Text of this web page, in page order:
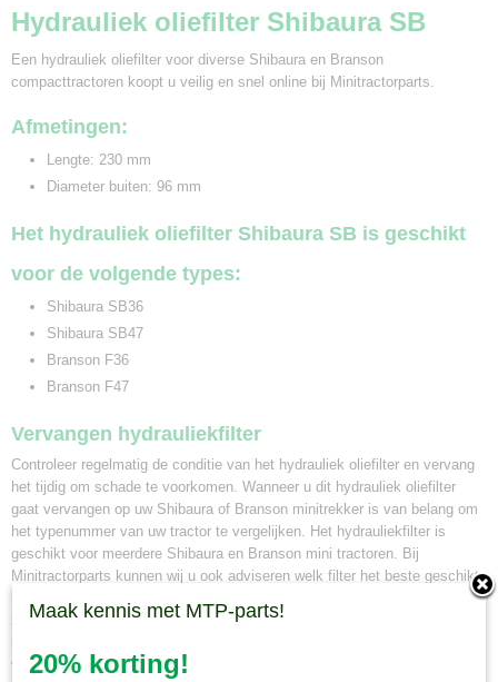
Hydrauliek oliefilter Shibaura SB
Een hydrauliek oliefilter voor diverse Shibaura en Branson
compacttractoren koopt u veilig en snel online bij Minitractorparts.
Afmetingen:
Lengte: 230 mm
Diameter buiten: 96 mm
Het hydrauliek oliefilter Shibaura SB is geschikt
voor de volgende types:
Shibaura SB36
Shibaura SB47
Branson F36
Branson F47
Vervangen hydrauliekfilter
Controleer regelmatig de conditie van het hydrauliek oliefilter en vervang
het tijdig om schade te voorkomen. Wanneer u dit hydrauliek oliefilter
gaat vervangen op uw Shibaura of Branson minitrekker is van belang om
het typenummer van uw tractor te vergelijken. Het hydrauliekfilter is
geschikt voor meerdere Shibaura en Branson mini tractoren. Bij
Minitractorparts kunnen wij u ook adviseren welk filter het beste geschikt
specialisten. Wanneer u een hydrauliek oliefilter Shibaura SB bij ons
verzonden. Naast pakketbezorging kunt u ook uw bestelling in ons
Maak kennis met MTP-parts!
20% korting!